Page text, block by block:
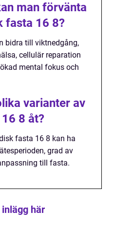
man förvänta
fasta 16 8?
bidra till viktnedgång,
cellulär reparation
mental fokus och
varianter av
8 åt?
fasta 16 8 kan ha
grad av
till fasta.
här